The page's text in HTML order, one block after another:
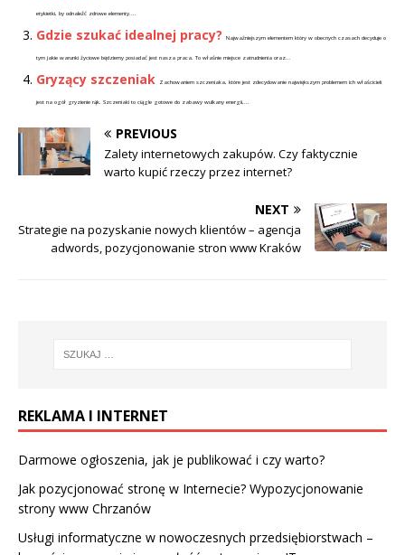
etykietki, by odnaleźć zdrowe elementy....
Gdzie szukać idealnej pracy? Najważniejszym elementem który w obecnych czasach decyduje o
tym jakie warunki życiowe będziemy posiadać jest nasza praca. To właśnie miejsce zatrudnienia oraz...
Gryzący szczeniak Zachowaniem szczeniaka, które jest zdecydowanie największym problemem ich właścicieli
jest na ogół gryzienie rąk. Szczeniaki to ciągle gotowe do zabawy wulkany energii,...
PREVIOUS
Zalety internetowych zakupów. Czy faktycznie
warto kupić rzeczy przez internet?
NEXT
Strategie na pozyskanie nowych klientów – agencja
adwords, pozycjonowanie stron www Kraków
REKLAMA I INTERNET
Darmowe ogłoszenia, jak je publikować i czy warto?
Jak pozycjonować stronę w Internecie? Wypozycjonowanie
strony www Chrzanów
Usługi informatyczne w nowoczesnych przedsiębiorstwach –